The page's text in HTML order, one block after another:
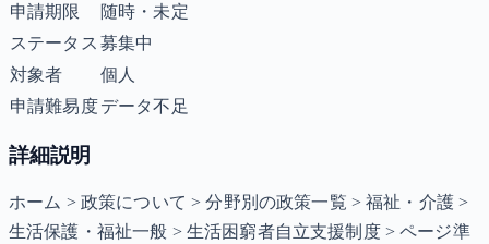
申請期限
随時・未定
ステータス 募集中
対象者
個人
申請難易度データ不足
詳細説明
ホーム > 政策について > 分野別の政策一覧 > 福祉・介護 >
生活保護・福祉一般 > 生活困窮者自立支援制度 > ページ準